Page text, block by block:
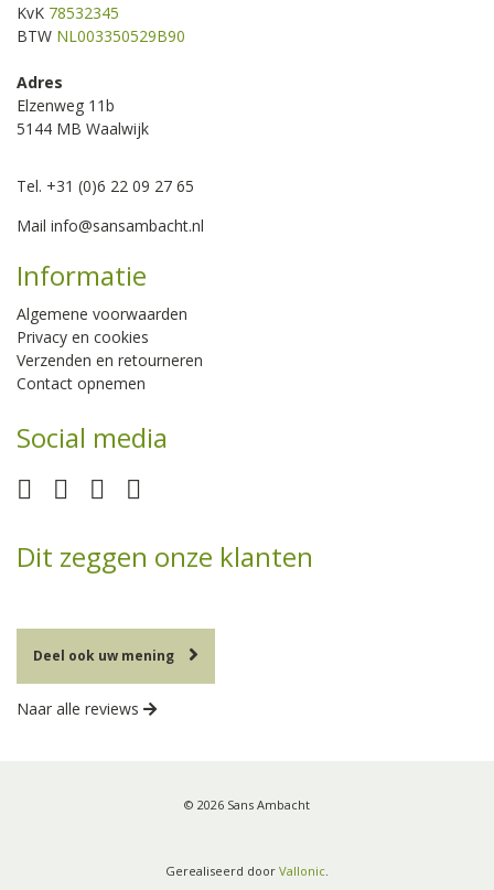
KvK 78532345
BTW NL003350529B90
Adres
Elzenweg 11b
5144 MB Waalwijk
Tel. +31 (0)6 22 09 27 65
Mail info@sansambacht.nl
Informatie
Algemene voorwaarden
Privacy en cookies
Verzenden en retourneren
Contact opnemen
Social media
Dit zeggen onze klanten
Deel ook uw mening
Naar alle reviews
© 2026 Sans Ambacht
Gerealiseerd door Vallonic